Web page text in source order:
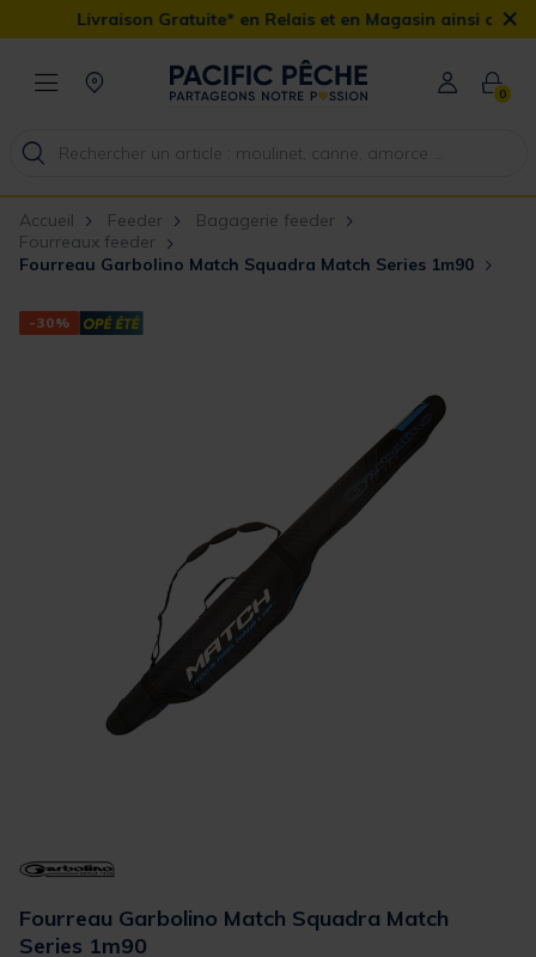
Livraison Gratuite* en Relais et en Magasin ainsi que la ×
0
Accueil Feeder
Bagagerie feeder
Fourreaux feeder
Fourreau Garbolino Match Squadra Match Series 1m90
-30%
Fourreau Garbolino Match Squadra Match
Series 1m90